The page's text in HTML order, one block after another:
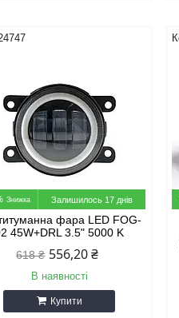
Залишилось 17 днів
фара LED FOG-
45W+DRL 3.5" 5000 K
618 ₴ 556,20 ₴
В наявності
Купити